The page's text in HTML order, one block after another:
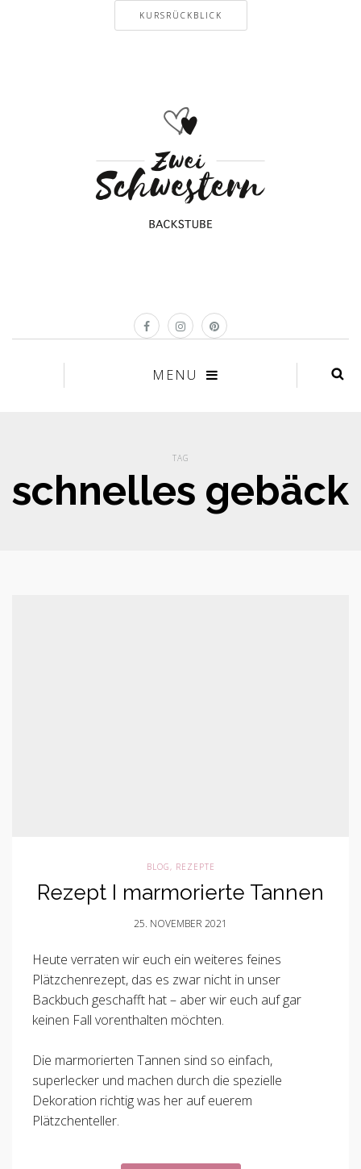
KURSRÜCKBLICK
MENU
TAG
schnelles gebäck
BLOG, REZEPTE
Rezept I marmorierte Tannen
25. NOVEMBER 2021
Heute verraten wir euch ein weiteres feines
Plätzchenrezept, das es zwar nicht in unser
Backbuch geschafft hat – aber wir euch auf gar
keinen Fall vorenthalten möchten.
Die marmorierten Tannen sind so einfach,
superlecker und machen durch die spezielle
Dekoration richtig was her auf euerem
Plätzchenteller.